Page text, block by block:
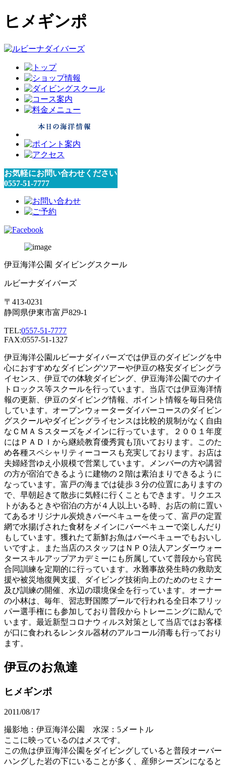
ヒメギンポ
お気軽にお問い合わせください
0557-51-7777
伊豆海洋公園 ダイビングスクール
ルビーナダイバーズ
〒413-0231
静岡県伊東市富戸829-1
TEL:0557-51-7777
FAX:0557-51-1327
伊豆海洋公園ルビーナダイバーズでは伊豆のダイビングを中
心におすすめなダイビングツアーや伊豆の格安ダイビングラ
イセンス、伊豆での体験ダイビング、伊豆海洋公園でのナイ
トロックス等スクールを行っています。当店では伊豆海洋情
報の更新、伊豆のダイビング情報、ポイント情報を毎日発信
しています。オープンウォーターダイバーコースのダイビン
グスクールやダイビングライセンスは比較的規制がなく自由
なＣＭＡＳスターズをメインに行っています。２００１年度
にはＰＡＤＩから継続教育優秀賞も頂いております。このた
め各種スペシャリティーコースも充実しております。お店は
夫婦経営ゆえ小規模で営業しています。メンバーの方や講習
の方が宿泊できるように建物の２階は素泊まりできるように
なっています。富戸の海までは徒歩３分の位置にありますの
で、早朝起きて散歩に気軽に行くこともできます。リクエス
トがあるときや宿泊の方が４人以上いる時、お店の前に置い
てあるオリジナル炭焼きバーベキューを使って、富戸の定置
網で水揚げされた食材をメインにバーベキューで楽しんだり
もしています。獲れたて新鮮お魚はバーベキューでもおいし
いですよ。また当店のスタッフはＮＰＯ法人アンダーウォー
タースキルアップアカデミーにも所属していて普段から官民
合同訓練を定期的に行っています。水難事故発生時の救助支
援や被災地復興支援、ダイビング技術向上のためのセミナー
及び訓練の開催、水辺の環境保全を行っています。オーナー
の小林は、毎年、習志野国際プールで行われる全日本フリッ
パー選手権にも参加しており普段からトレーニングに励んで
います。最近新型コロナウィルス対策として当店ではお客様
が口に食われるレンタル器材のアルコール消毒も行っており
ます。
伊豆のお魚達
ヒメギンポ
2011/08/17
撮影地：伊豆海洋公園 水深：5メートル
ここに映っているのはメスです。
この魚は伊豆海洋公園をダイビングしていると普段オーバー
ハングした岩の下にいることが多く、産卵シーズンになると